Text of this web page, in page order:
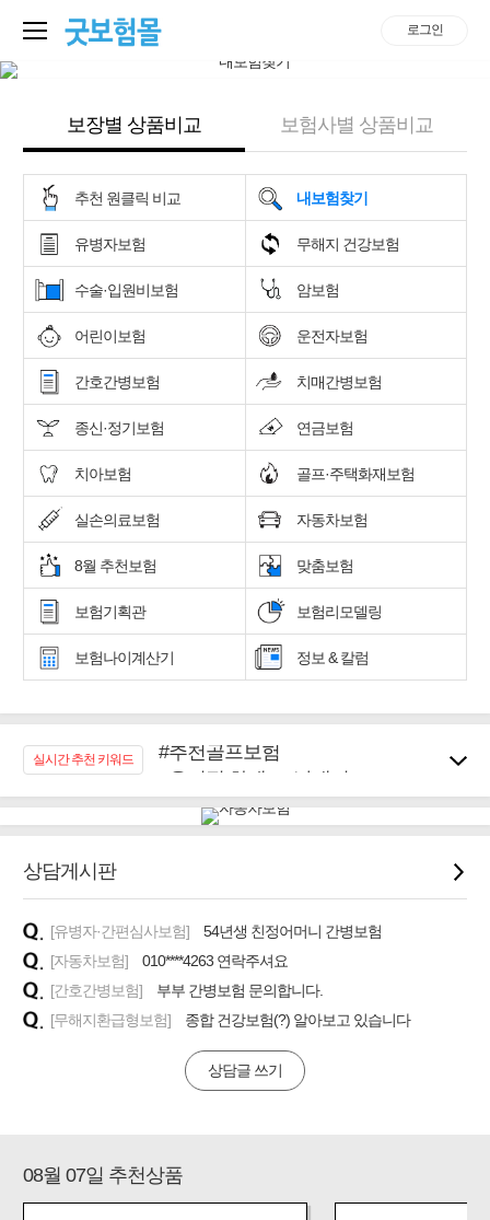
로그인
보장별 상품비교 보험사별 상품비교
추천 원클릭 비교 내보험찾기
유병자보험 무해지 건강보험
수술·입원비보험 암보험
어린이보험 운전자보험
간호간병보험 치매간병보험
종신·정기보험 연금보험
치아보험 골프·주택화재보험
실손의료보험 자동차보험
8월 추천보험 맞춤보험
보험기획관 보험리모델링
보험나이계산기 정보 & 칼럼
실시간 추천 키워드
#우리집 화재, 도난대비
#노후대비 연금재테크!
#임플란트, 치아치료보장
#무해지 건강보험
#바뀌기전에 4세대 가입
상담게시판
[유병자·간편심사보험]
54년생 친정어머니 간병보험
[자동차보험]
010****4263 연락주셔요
[간호간병보험]
부부 간병보험 문의합니다.
[무해지환급형보험]
종합 건강보험(?) 알아보고 있습니다
상담글 쓰기
08월 07일 추천상품